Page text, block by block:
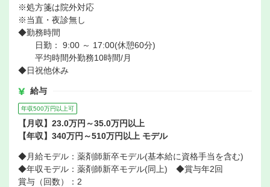
※処方箋は院外対応
※当直・夜診無し
◆勤務時間
日勤： 9:00 ～ 17:00(休憩60分)
平均時間外勤務10時間/月
◆日祝他休み
給与
年収500万円以上可
【月収】23.0万円～35.0万円以上
【年収】340万円～510万円以上 モデル
◆月給モデル：薬剤師新卒モデル(基本給に資格手当を含む)
◆年収モデル：薬剤師新卒モデル(同上) ◆賞与年2回
賞与（回数）：2